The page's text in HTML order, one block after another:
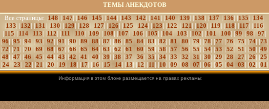
ТЕМЫ АНЕКДОТОВ
Все страницы: |148| |147| |146| |145| |144| |143| |142| |141| |140| |139| |138| |137| |136| |135| |134|
|133| |132| |131| |130| |129| |128| |127| |126| |125| |124| |123| |122| |121| |120| |119| |118| |117| |116|
|115| |114| |113| |112| |111| |110| |109| |108| |107| |106| |105| |104| |103| |102| |101| |100| |99| |98| |97|
|96| |95| |94| |93| |92| |91| |90| |89| |88| |87| |86| |85| |84| |83| |82| |81| |80| |79| |78| |77| |76| |75| |74| |73|
|72| |71| |70| |69| |68| |67| |66| |65| |64| |63| |62| |61| |60| |59| |58| |57| |56| |55| |54| |53| |52| |51| |50| |49|
|48| |47| |46| |45| |44| |43| |42| |41| |40| |39| |38| |37| |36| |35| |34| |33| |32| |31| |30| |29| |28| |27| |26| |25|
|24| |23| |22| |21| |20| |19| |18| |17| |16| |15| |14| |13| |12| |11| |10| |09| |08| |07| |06| |05| |04| |03| |02| |01|
Информация в этом блоке размещается на правах рекламы: